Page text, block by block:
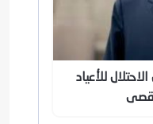
للأعياد